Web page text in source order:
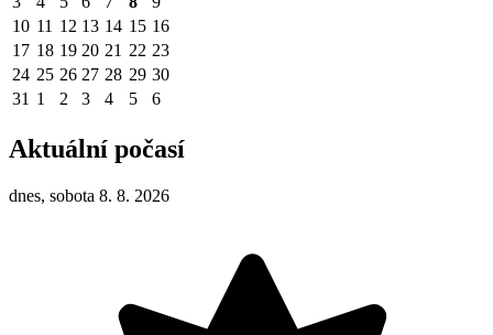
10 11 12 13 14 15 16
17 18 19 20 21 22 23
24 25 26 27 28 29 30
31 1 2 3 4 5 6
Aktuální počasí
dnes, sobota 8. 8. 2026